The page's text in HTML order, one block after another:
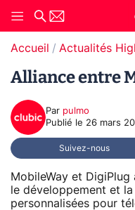
Accueil Actualités
Alliance entre
Par pulmo
Publié le 26 mars
Suivez-nous
MobileWay et
le développement et
personnalisées pour